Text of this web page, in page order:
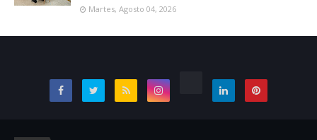
Martes, Agosto 04, 2026